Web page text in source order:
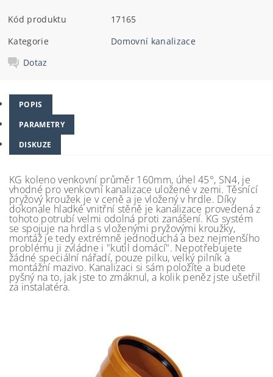
Kód produktu
17165
Kategorie
Domovní kanalizace
Dotaz
POPIS
PARAMETRY
DISKUZE
KG koleno venkovní průměr 160mm, úhel 45°, SN4, je
vhodné pro venkovní kanalizace uložené v zemi. Těsnící
pryžový kroužek je v ceně a je vložený v hrdle. Díky
dokonale hladké vnitřní stěně je kanalizace provedená z
tohoto potrubí velmi odolná proti zanášení. KG systém
se spojuje na hrdla s vloženými pryžovými kroužky,
montáž je tedy extrémně jednoduchá a bez nejmenšího
problému ji zvládne i "kutil domácí". Nepotřebujete
žádné speciální nářadí, pouze pilku, velký pilník a
montážní mazivo. Kanalizaci si sám položíte a budete
pyšný na to, jak jste to zmáknul, a kolik peněz jste ušetřil
za instalatéra.